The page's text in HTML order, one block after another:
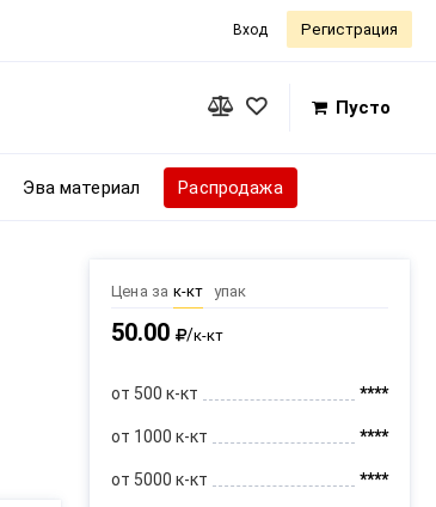
Вход Регистрация
Пусто
Эва материал Распродажа
Цена за к-кт упак
50.00 /к-кт
от 500 к-кт ****
от 1000 к-кт ****
от 5000 к-кт ****